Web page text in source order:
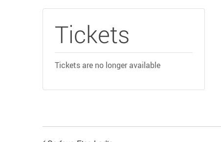
Tickets
Tickets are no longer available